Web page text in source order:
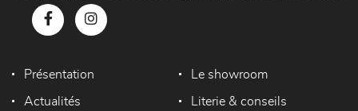
Présentation Le showroom
Actualités Literie & conseils